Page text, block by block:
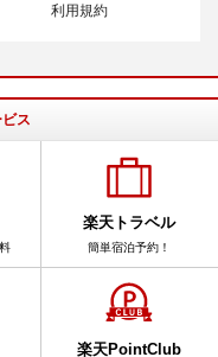
利用規約
ス
楽天トラベル
簡単宿泊予約！
楽天PointClub